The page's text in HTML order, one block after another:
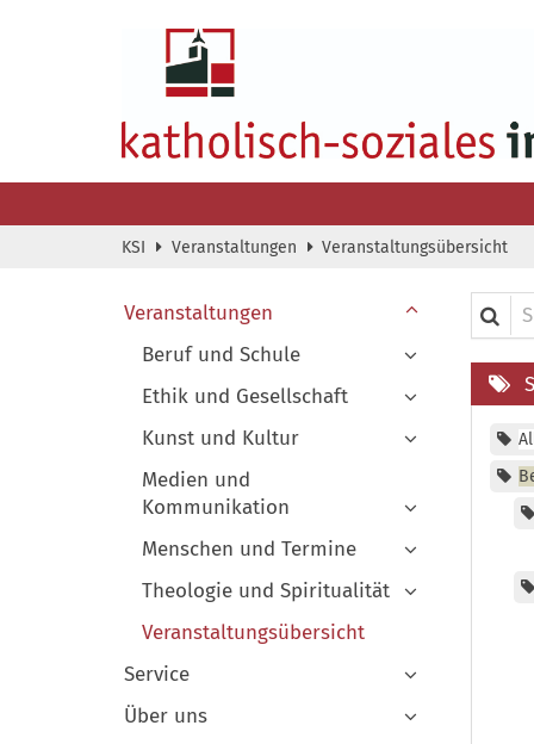
KSI Veranstaltungen Veranstaltungsübersicht
Veranstaltungen
Beruf und Schule
Ethik und Gesellschaft
Kunst und Kultur
Medien und
Kommunikation
Menschen und Termine
Theologie und Spiritualität
Veranstaltungsübersicht
Service
Über uns